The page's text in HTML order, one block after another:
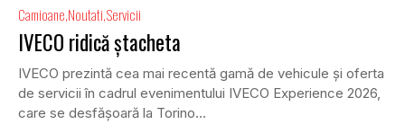
Camioane Noutati Servicii
IVECO ridică ștacheta
IVECO prezintă cea mai recentă gamă de vehicule și oferta
de servicii în cadrul evenimentului IVECO Experience 2026,
care se desfășoară la Torino...